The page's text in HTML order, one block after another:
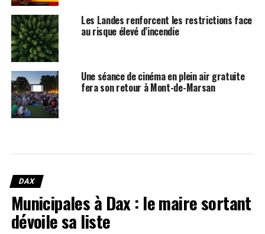
Les Landes renforcent les restrictions face
au risque élevé d’incendie
Une séance de cinéma en plein air gratuite
fera son retour à Mont-de-Marsan
DAX
Municipales à Dax : le maire sortant
dévoile sa liste